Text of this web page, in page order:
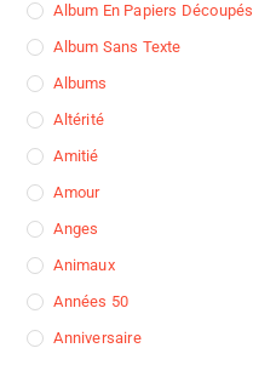
Album En Papiers Découpés
Album Sans Texte
Albums
Altérité
Amitié
Amour
Anges
Animaux
Années 50
Anniversaire